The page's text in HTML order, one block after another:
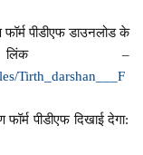
फॉर्म पीडीएफ डाउनलोड के
–
Tirth_darshan___F
पीडीएफ दिखाई देगा: